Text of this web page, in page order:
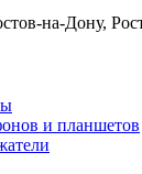
на-Дону,
и планшетов